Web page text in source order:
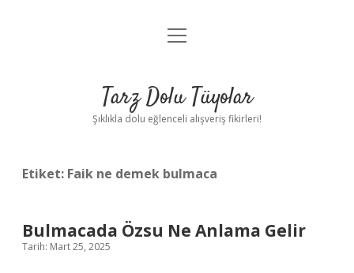
Anasayfa
Yasal Uyarı
menüyü
Tarz Dolu Tüyolar
Şıklıkla dolu eğlenceli alışveriş fikirleri!
Etiket: Faik ne demek bulmaca
Bulmacada Özsu Ne Anlama Gelir
Tarih: Mart 25, 2025